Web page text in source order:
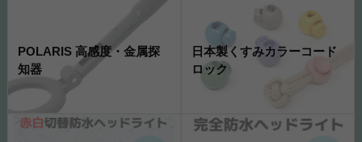
POLARIS 高感度・金属探
知器
日本製くすみカラーコード
ロック